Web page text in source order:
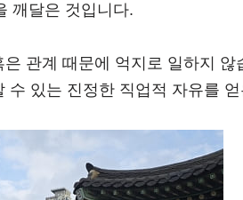
깨달은 것입니다.
관계 때문에 억지로 일하지 않
수 있는 진정한 직업적 자유를